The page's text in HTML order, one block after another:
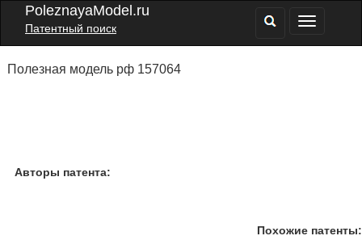
PoleznayaModel.ru
Патентный поиск
Полезная модель рф 157064
Авторы патента:
Похожие патенты: